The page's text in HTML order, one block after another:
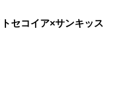
セコイア×サンキッス